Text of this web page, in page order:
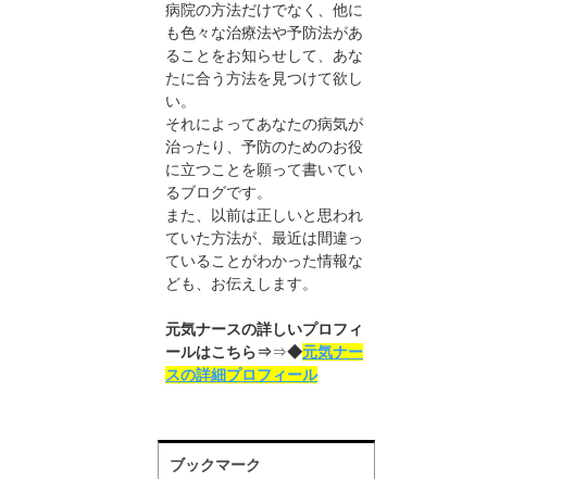
病院の方法だけでなく、他に
も色々な治療法や予防法があ
ることをお知らせして、あな
たに合う方法を見つけて欲し
い。
それによってあなたの病気が
治ったり、予防のためのお役
に立つことを願って書いてい
るブログです。
また、以前は正しいと思われ
ていた方法が、最近は間違っ
ていることがわかった情報な
ども、お伝えします。
元気ナースの詳しいプロフィ
ールはこちら⇒⇒◆元気ナー
スの詳細プロフィール
ブックマーク